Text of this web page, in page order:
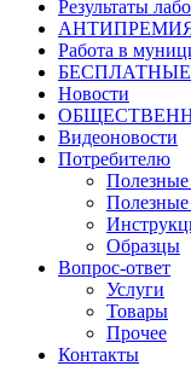
Результаты
Работа в
Новости
Видеоновости
Потребителю
Полезные
Образцы
Вопрос-ответ
Услуги
Товары
Прочее
Контакты